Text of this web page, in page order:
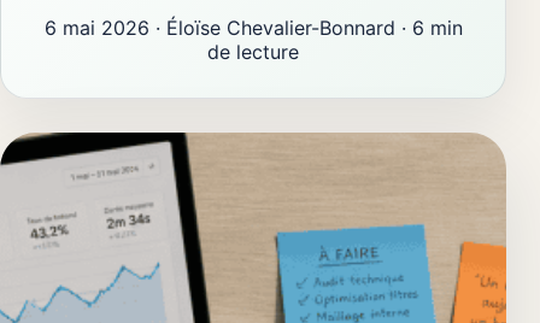
6 mai 2026 · Éloïse Chevalier-Bonnard · 6 min
de lecture